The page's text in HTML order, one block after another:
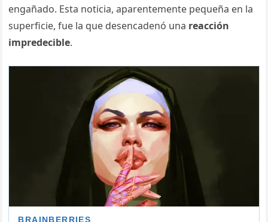
engañado. Esta noticia, aparentemente pequeña en la
superficie, fue la que desencadenó una reacción
impredecible.